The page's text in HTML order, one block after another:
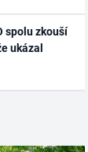
spolu zkouší
ukázal